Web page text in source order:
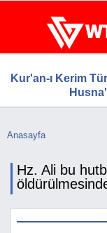
WTG
Hizmetleri,
Ücretsiz Firma Rehberi,
Kur'an-ı Kerim
Buradasınız
Anasayfa
Hz. Ali bu